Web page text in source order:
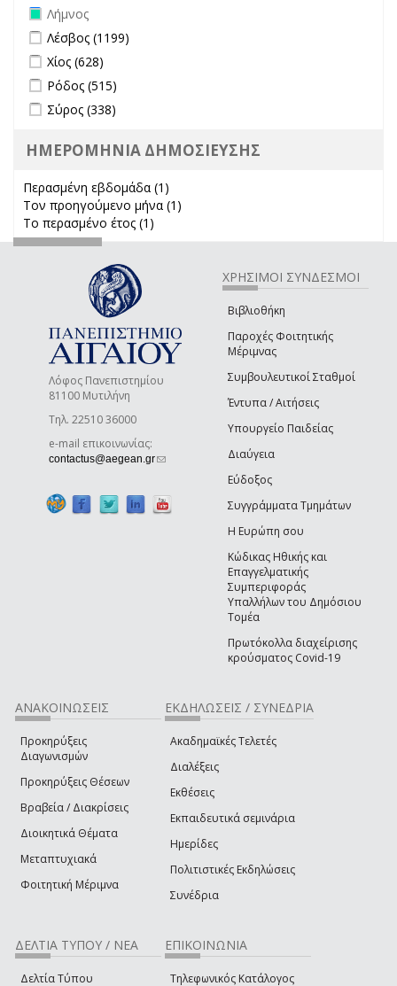
Remove Λήμνος filter
Λήμνος
Apply Λέσβος filter
Λέσβος (1199)
Apply Χίος filter
Χίος (628)
Apply Ρόδος filter
Ρόδος (515)
Apply Σύρος filter
Σύρος (338)
ΗΜΕΡΟΜΗΝΙΑ ΔΗΜΟΣΙΕΥΣΗΣ
Περασμένη εβδομάδα (1)
Τον προηγούμενο μήνα (1)
Το περασμένο έτος (1)
Λόφος Πανεπιστημίου
81100 Μυτιλήνη
Τηλ. 22510 36000
e-mail επικοινωνίας:
contactus@aegean.gr(link sends e-mail)
ΧΡΗΣΙΜΟΙ ΣΥΝΔΕΣΜΟΙ
Βιβλιοθήκη
Παροχές Φοιτητικής
Μέριμνας
Συμβουλευτικοί Σταθμοί
Έντυπα / Αιτήσεις
Υπουργείο Παιδείας
Διαύγεια
Εύδοξος
Συγγράμματα Τμημάτων
Η Ευρώπη σου
Κώδικας Ηθικής και
Επαγγελματικής
Συμπεριφοράς
Υπαλλήλων του Δημόσιου
Τομέα
Πρωτόκολλα διαχείρισης
κρούσματος Covid-19
ΑΝΑΚΟΙΝΩΣΕΙΣ
Προκηρύξεις
Διαγωνισμών
Προκηρύξεις Θέσεων
Βραβεία / Διακρίσεις
Διοικητικά Θέματα
Μεταπτυχιακά
Φοιτητική Μέριμνα
ΕΚΔΗΛΩΣΕΙΣ / ΣΥΝΕΔΡΙΑ
Ακαδημαϊκές Τελετές
Διαλέξεις
Εκθέσεις
Εκπαιδευτικά σεμινάρια
Ημερίδες
Πολιτιστικές Εκδηλώσεις
Συνέδρια
ΔΕΛΤΙΑ ΤΥΠΟΥ / ΝΕΑ
Δελτία Τύπου
ΕΠΙΚΟΙΝΩΝΙΑ
Τηλεφωνικός Κατάλογος